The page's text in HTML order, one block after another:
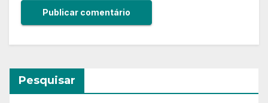
Pesquisar